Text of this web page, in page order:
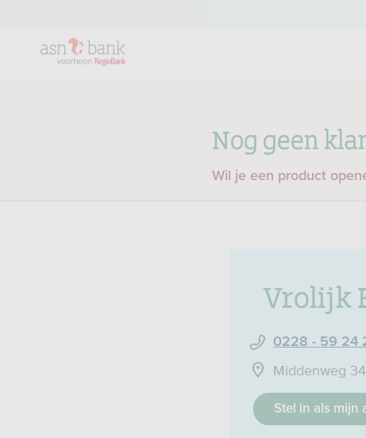
Nog geen
Wil je een product
Vrolijk
0228 - 59 24
Middenweg 34,
Stel in als mijn